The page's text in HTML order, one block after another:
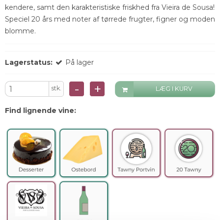
kendere, samt den karakteristiske friskhed fra Vieira de Sousa!
Speciel 20 års med noter af tørrede frugter, figner og moden
blomme.
Lagerstatus: På lager
stk. - + LÆG I KURV
Find lignende vine: